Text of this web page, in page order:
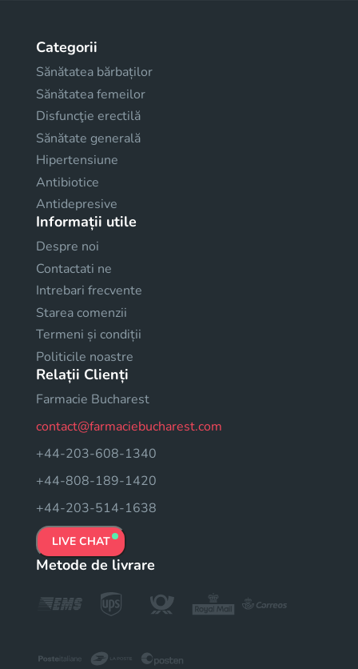
Categorii
Sănătatea bărbaților
Sănătatea femeilor
Disfuncţie erectilă
Sănătate generală
Hipertensiune
Antibiotice
Antidepresive
Informații utile
Despre noi
Contactati ne
Intrebari frecvente
Starea comenzii
Termeni și condiții
Politicile noastre
Relații Clienți
Farmacie Bucharest
contact@farmaciebucharest.com
+44-203-608-1340
+44-808-189-1420
+44-203-514-1638
LIVE CHAT
Metode de livrare